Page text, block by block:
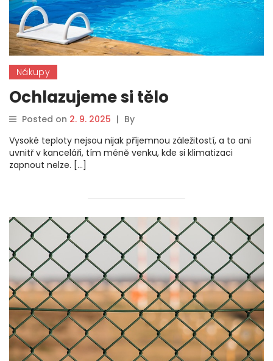
Nákupy
Ochlazujeme si tělo
Posted on 2. 9. 2025 | By
Vysoké teploty nejsou nijak příjemnou záležitostí, a to ani
uvnitř v kanceláři, tím méně venku, kde si klimatizaci
zapnout nelze. […]